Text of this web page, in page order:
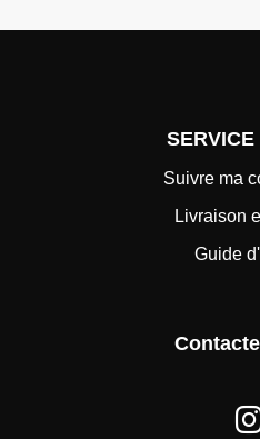
Suivre ma
Livraison
Guide